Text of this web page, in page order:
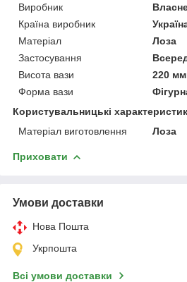
Виробник
Країна виробник
Матеріал
Лоза
Застосування
Висота вази
220 мм
Форма вази
Користувальницькі
Матеріал виготовлення
Лоза
Приховати
Умови доставки
Нова Пошта
Укрпошта
Всі умови доставки